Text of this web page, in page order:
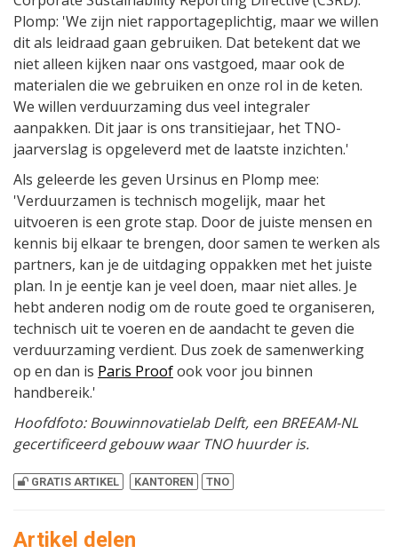
Plomp: 'We zijn niet rapportageplichtig, maar we willen
dit als leidraad gaan gebruiken. Dat betekent dat we
niet alleen kijken naar ons vastgoed, maar ook de
materialen die we gebruiken en onze rol in de keten.
We willen verduurzaming dus veel integraler
aanpakken. Dit jaar is ons transitiejaar, het TNO-
jaarverslag is opgeleverd met de laatste inzichten.'
Als geleerde les geven Ursinus en Plomp mee:
'Verduurzamen is technisch mogelijk, maar het
uitvoeren is een grote stap. Door de juiste mensen en
kennis bij elkaar te brengen, door samen te werken als
partners, kan je de uitdaging oppakken met het juiste
plan. In je eentje kan je veel doen, maar niet alles. Je
hebt anderen nodig om de route goed te organiseren,
technisch uit te voeren en de aandacht te geven die
verduurzaming verdient. Dus zoek de samenwerking
op en dan is Paris Proofook voor jou binnen
handbereik.'
Hoofdfoto: Bouwinnovatielab Delft, een BREEAM-NL
gecertificeerd gebouw waar TNO huurder is.
GRATIS ARTIKEL KANTOREN TNO
Artikel delen